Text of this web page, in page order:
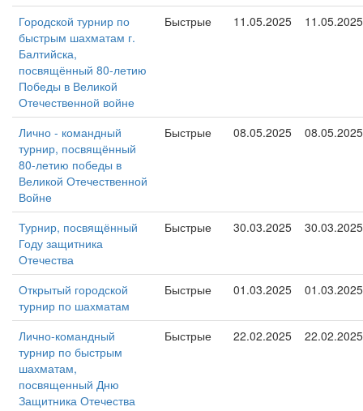
Городской турнир по
быстрым шахматам г.
Балтийска,
посвящённый 80-летию
Победы в Великой
Отечественной войне
Быстрые 11.05.2025 11.05.2025
Лично - командный
турнир, посвящённый
80-летию победы в
Великой Отечественной
Войне
Быстрые 08.05.2025 08.05.2025
Турнир, посвящённый
Году защитника
Отечества
Быстрые 30.03.2025 30.03.2025
Открытый городской
турнир по шахматам
Быстрые 01.03.2025 01.03.2025
Лично-командный
турнир по быстрым
шахматам,
посвященный Дню
Защитника Отечества
Быстрые 22.02.2025 22.02.2025